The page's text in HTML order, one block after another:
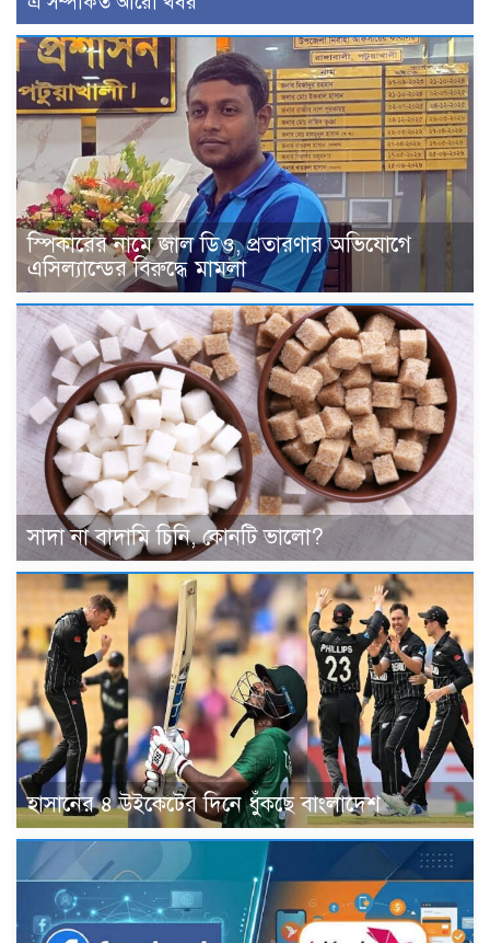
স্পিকারের নামে জাল ডিও, প্রতারণার অভিযোগে
এসিল্যান্ডের বিরুদ্ধে মামলা
সাদা না বাদামি চিনি, কোনটি ভালো?
হাসানের ৪ উইকেটের দিনে ধুঁকছে বাংলাদেশ